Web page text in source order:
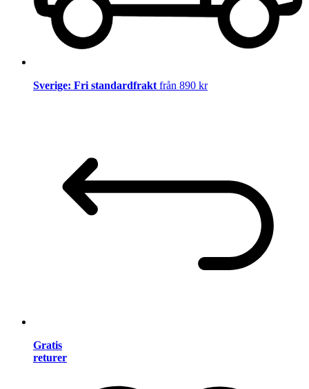
Sverige: Fri standardfrakt från 890 kr
Gratis
returer